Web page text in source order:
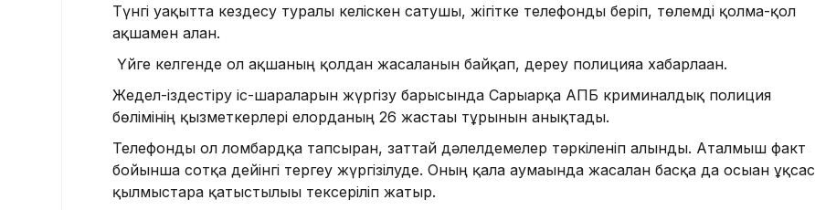
Түнгі уақытта кездесу туралы келіскен сатушы, жігітке телефонды беріп, төлемді қолма-қол
ақшамен алған.
Үйге келгенде ол ақшаның қолдан жасалғанын байқап, дереу полицияға хабарлаған.
Жедел-іздестіру іс-шараларын жүргізу барысында Сарыарқа АПБ криминалдық полиция
бөлімінің қызметкерлері елорданың 26 жастағы тұрғынын анықтады.
Телефонды ол ломбардқа тапсырған, заттай дәлелдемелер тәркіленіп алынды. Аталмыш факт
бойынша сотқа дейінгі тергеу жүргізілуде. Оның қала аумағында жасалған басқа да осыған ұқсас
қылмыстарға қатыстылығы тексеріліп жатыр.